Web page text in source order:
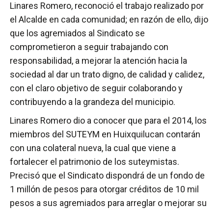
Linares Romero, reconoció el trabajo realizado por
el Alcalde en cada comunidad; en razón de ello, dijo
que los agremiados al Sindicato se
comprometieron a seguir trabajando con
responsabilidad, a mejorar la atención hacia la
sociedad al dar un trato digno, de calidad y calidez,
con el claro objetivo de seguir colaborando y
contribuyendo a la grandeza del municipio.
Linares Romero dio a conocer que para el 2014, los
miembros del SUTEYM en Huixquilucan contarán
con una colateral nueva, la cual que viene a
fortalecer el patrimonio de los suteymistas.
Precisó que el Sindicato dispondrá de un fondo de
1 millón de pesos para otorgar créditos de 10 mil
pesos a sus agremiados para arreglar o mejorar su